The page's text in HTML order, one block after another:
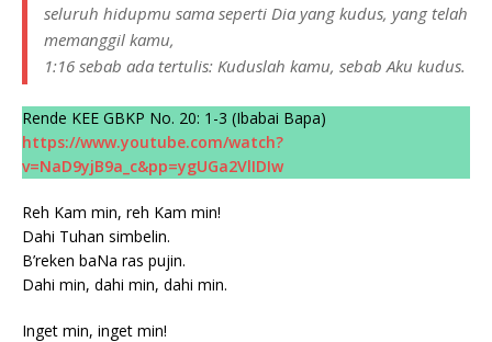
seluruh hidupmu sama seperti Dia yang kudus, yang telah
memanggil kamu,
1:16 sebab ada tertulis: Kuduslah kamu, sebab Aku kudus.
Rende KEE GBKP No. 20: 1-3 (Ibabai Bapa)
https://www.youtube.com/watch?
v=NaD9yjB9a_c&pp=ygUGa2VlIDIw
Reh Kam min, reh Kam min!
Dahi Tuhan simbelin.
B’reken baNa ras pujin.
Dahi min, dahi min, dahi min.
Inget min, inget min!